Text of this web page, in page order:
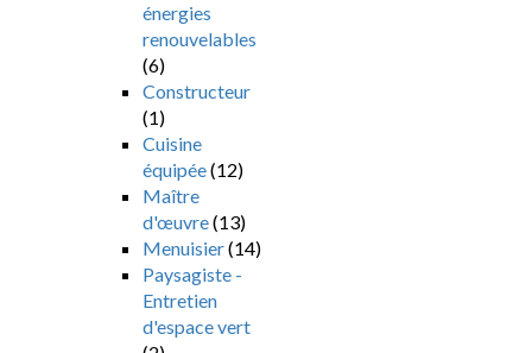
énergies
renouvelables
(6)
Constructeur
(1)
Cuisine
équipée(12)
Maître
d'œuvre(13)
Menuisier(14)
Paysagiste -
Entretien
d'espace vert